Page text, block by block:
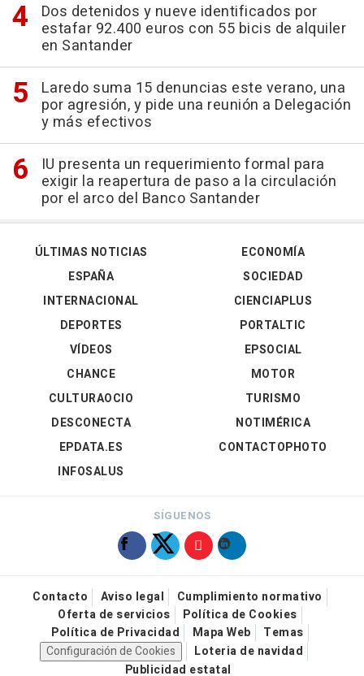
Dos detenidos y nueve identificados por
estafar 92.400 euros con 55 bicis de alquiler
en Santander
Laredo suma 15 denuncias este verano, una
por agresión, y pide una reunión a Delegación
y más efectivos
IU presenta un requerimiento formal para
exigir la reapertura de paso a la circulación
por el arco del Banco Santander
ÚLTIMAS NOTICIAS
ESPAÑA
INTERNACIONAL
DEPORTES
VÍDEOS
ECONOMÍA
SOCIEDAD
CIENCIAPLUS
PORTALTIC
EPSOCIAL
CHANCE
CULTURAOCIO
DESCONECTA
EPDATA.ES
INFOSALUS
MOTOR
TURISMO
NOTIMÉRICA
CONTACTOPHOTO
SÍGUENOS
Contacto Aviso legal
Cumplimiento normativo
Oferta de servicios
Política de Cookies
Política de Privacidad
Mapa Web
Temas
Configuración de Cookies
Loteria de navidad
Publicidad estatal